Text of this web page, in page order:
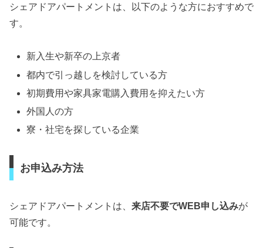
シェアドアパートメントは、以下のような方におすすめで
す。
新入生や新卒の上京者
都内で引っ越しを検討している方
初期費用や家具家電購入費用を抑えたい方
外国人の方
寮・社宅を探している企業
お申込み方法
シェアドアパートメントは、 来店不要でWEB申し込みが
可能です。